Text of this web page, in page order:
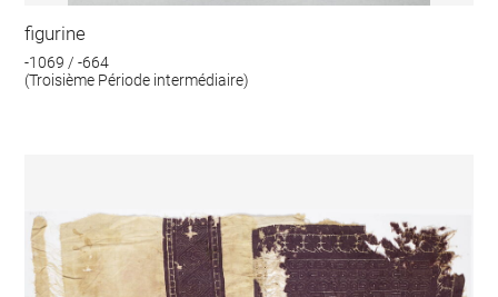
figurine
-1069 / -664
(Troisième Période intermédiaire)